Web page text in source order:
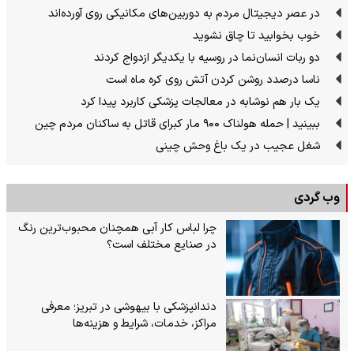
در عصر دیجیتال مردم به دوربین‌های مکانیکی روی آورده‌اند
خوب بخوابید تا چاق نشوید
دو ربات انسان‌نما در روسیه با یکدیگر ازدواج کردند
ناسا درصدد روشن کردن آتش روی کره ماه است
یک بار هم نوشابه در معالجات پزشکی کاربرد پیدا کرد
ببینید | حمله هولناک ۹۰۰ مار کبرای قاتل به ساکنان مردم چین
شغل عجیب در یک باغ وحش چینی
وب گردی
چرا لباس کار آبی همچنان محبوب‌ترین رنگ
در صنایع مختلف است؟
دندانپزشکی با بیهوشی در تبریز؛ معرفی
مراکز، خدمات، شرایط و هزینه‌ها